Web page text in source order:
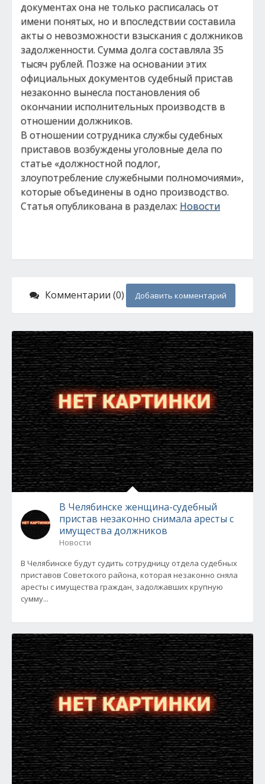
документах она не только расписалась от
имени понятых, но и впоследствии составила
акты о невозможности взыскания с должников
задолженности. Сумма долга составляла 35
тысяч рублей. Позже на основании этих
официальных документов судебный пристав
незаконно вынесла постановления об
окончании исполнительных производств в
отношении должников.
В отношении сотрудника службы судебных
приставов возбуждены уголовные дела по
статье «должностной подлог,
злоупотребление служебными полномочиями»,
которые объединены в одно производство.
Статья опубликована в разделах: Новости
Комментарии (0) Добавить комментарий
В Челябинске женщина-судебный
пристав незаконно снимала аресты с
имущества должников
Новости
В Челябинске будут судить сотрудницу отдела судебных
приставов Советского района, которая незаконно сняла
аресты с имущества граждан, задолжавших крупную
сумму...